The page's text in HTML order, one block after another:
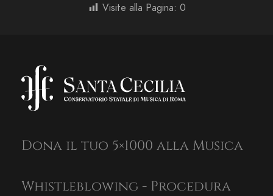
Visite alla Pagina: 0
Dona il tuo 5×1000 alla Musica
Whistleblowing - Procedura